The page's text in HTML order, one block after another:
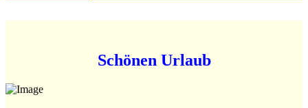
Schönen Urlaub